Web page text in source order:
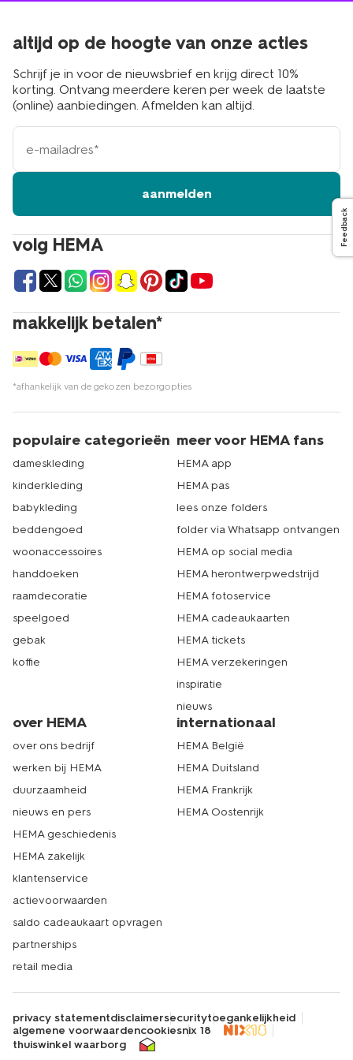
volg HEMA
makkelijk betalen*
*afhankelijk van de gekozen bezorgopties
altijd op de hoogte van onze acties
Schrijf je in voor de nieuwsbrief en krijg direct 10%
korting. Ontvang meerdere keren per week de laatste
(online) aanbiedingen. Afmelden kan altijd.
e-
mailadres
aanmelden
populaire categorieën
dameskleding
kinderkleding
babykleding
beddengoed
woonaccessoires
handdoeken
raamdecoratie
speelgoed
gebak
koffie
meer voor HEMA fans
HEMA app
HEMA pas
lees onze folders
folder via Whatsapp ontvangen
HEMA op social media
HEMA herontwerpwedstrijd
HEMA fotoservice
HEMA cadeaukaarten
HEMA tickets
HEMA verzekeringen
inspiratie
nieuws
over HEMA
over ons bedrijf
werken bij HEMA
duurzaamheid
nieuws en pers
HEMA geschiedenis
HEMA zakelijk
klantenservice
actievoorwaarden
saldo cadeaukaart opvragen
partnerships
retail media
internationaal
HEMA België
HEMA Duitsland
HEMA Frankrijk
HEMA Oostenrijk
privacy statementdisclaimersecuritytoegankelijkheid
algemene voorwaardencookiesnix 18
thuiswinkel waarborg
Feedback